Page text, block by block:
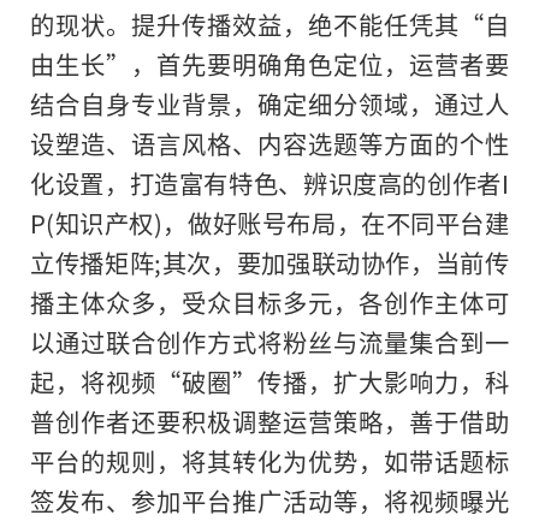
的现状。提升传播效益，绝不能任凭其“自
由生长”，首先要明确角色定位，运营者要
结合自身专业背景，确定细分领域，通过人
设塑造、语言风格、内容选题等方面的个性
化设置，打造富有特色、辨识度高的创作者I
P(知识产权)，做好账号布局，在不同平台建
立传播矩阵;其次，要加强联动协作，当前传
播主体众多，受众目标多元，各创作主体可
以通过联合创作方式将粉丝与流量集合到一
起，将视频“破圈”传播，扩大影响力，科
普创作者还要积极调整运营策略，善于借助
平台的规则，将其转化为优势，如带话题标
签发布、参加平台推广活动等，将视频曝光